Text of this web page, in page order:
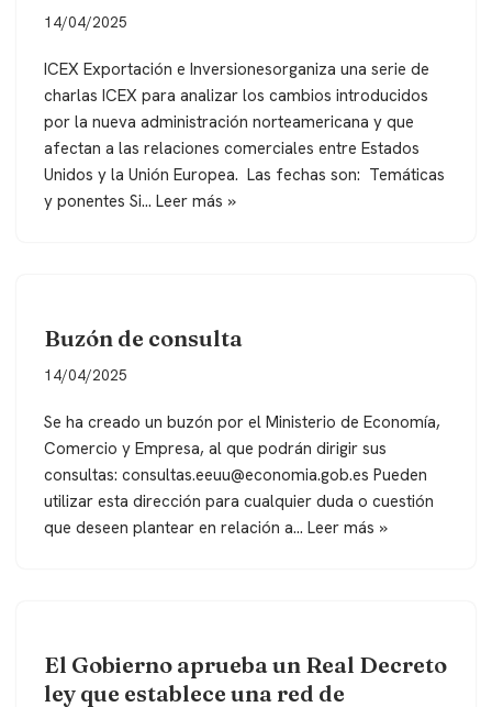
14/04/2025
ICEX Exportación e Inversionesorganiza una serie de
charlas ICEX para analizar los cambios introducidos
por la nueva administración norteamericana y que
afectan a las relaciones comerciales entre Estados
Unidos y la Unión Europea. Las fechas son: Temáticas
y ponentes Si… Leer más »
Buzón de consulta
14/04/2025
Se ha creado un buzón por el Ministerio de Economía,
Comercio y Empresa, al que podrán dirigir sus
consultas: consultas.eeuu@economia.gob.es Pueden
utilizar esta dirección para cualquier duda o cuestión
que deseen plantear en relación a… Leer más »
El Gobierno aprueba un Real Decreto
ley que establece una red de